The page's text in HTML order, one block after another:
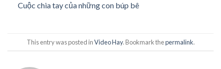
Cuộc chia tay của những con búp bê
This entry was posted inVideo Hay. Bookmark thepermalink.